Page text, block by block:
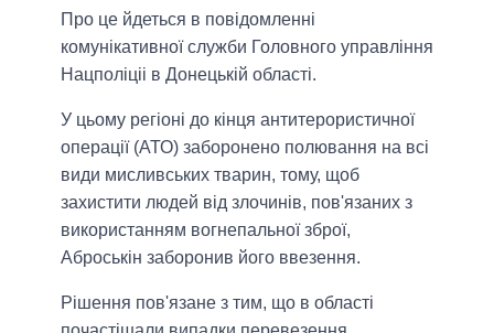
Про це йдеться в повідомленні
комунікативної служби Головного управління
Нацполіціі в Донецькій області.
У цьому регіоні до кінця антитерористичної
операції (АТО) заборонено полювання на всі
види мисливських тварин, тому, щоб
захистити людей від злочинів, пов'язаних з
використанням вогнепальної зброї,
Аброськін заборонив його ввезення.
Рішення пов'язане з тим, що в області